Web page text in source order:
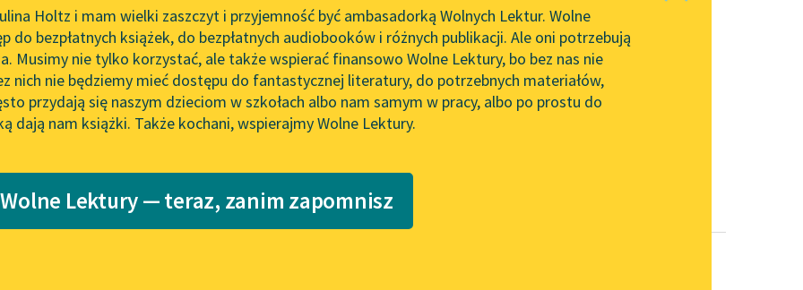
redakcyjne
literatury skandynawskiej
Spotkanie z Katarzyną Tunkiel
w Oslo
102. lata temu zmarł Joseph
Conrad
Lektury szkolne i klasyka
literatury do słuchania dla
API
OAI-PMH
Widget Wolnych Lektur
Katalog
Katalog w formacie PDF
Zasady wykorzystania
Wolnych Lektur
Logotypy
Materiały promocyjne
Holtz i mam wielki zaszczyt i przyjemność być ambasadorką Wolnych Lektur. Wolne
do bezpłatnych książek, do bezpłatnych audiobooków i różnych publikacji. Ale oni potrzebują
Musimy nie tylko korzystać, ale także wspierać finansowo Wolne Lektury, bo bez nas nie
nich nie będziemy mieć dostępu do fantastycznej literatury, do potrzebnych materiałów,
przydają się naszym dzieciom w szkołach albo nam samym w pracy, albo po prostu do
dają nam książki. Także kochani, wspierajmy Wolne Lektury.
Lektury — teraz, zanim zapomnisz
✖ Współczesność✖